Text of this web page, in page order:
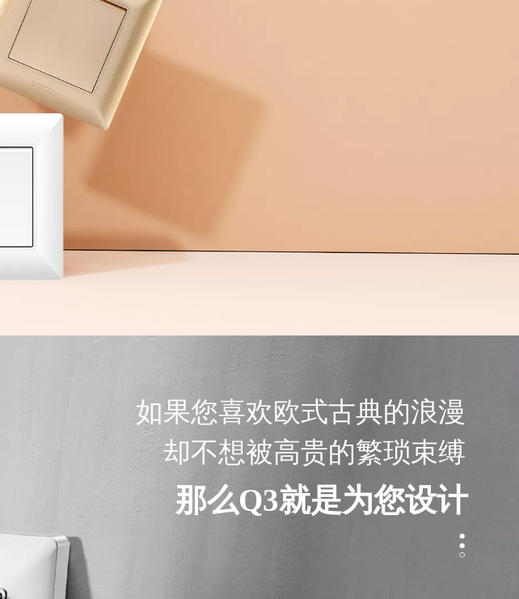
如果您喜欢欧式古典的浪漫
却不想被高贵的繁琐束缚
那么Q3就是为您设计